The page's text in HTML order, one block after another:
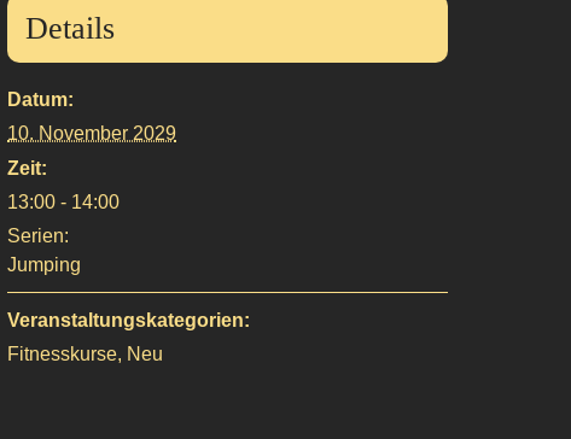
Details
Datum:
10. November 2029
Zeit:
13:00 - 14:00
Serien:
Jumping
Veranstaltungskategorien:
Fitnesskurse, Neu